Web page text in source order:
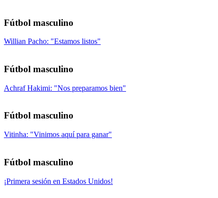
Fútbol masculino
Willian Pacho: "Estamos listos"
Fútbol masculino
Achraf Hakimi: "Nos preparamos bien"
Fútbol masculino
Vitinha: "Vinimos aquí para ganar"
Fútbol masculino
¡Primera sesión en Estados Unidos!